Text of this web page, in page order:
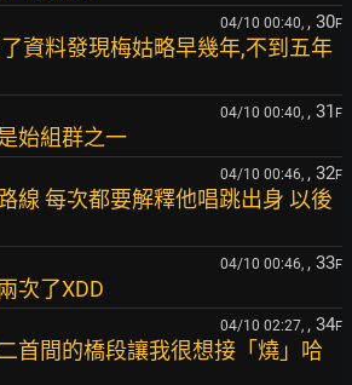
04/10 00:40, , 30F
資料發現梅姑略早幾年,不到五年
04/10 00:40, , 31 F
始組群之一
04/10 00:46, , 32F
線 每次都要解釋他唱跳出身 以後
04/10 00:46, , 33F
次了XDD
04/10 02:27, , 34F
首間的橋段讓我很想接「燒」哈